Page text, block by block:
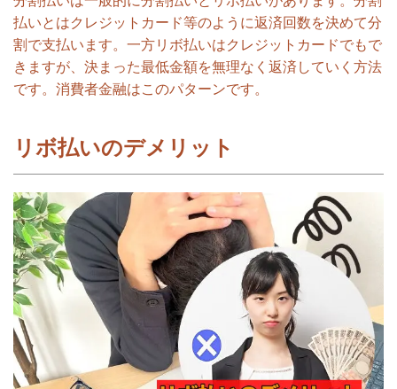
払いとはクレジットカード等のように返済回数を決めて分
割で支払います。一方リボ払いはクレジットカードでもで
きますが、決まった最低金額を無理なく返済していく方法
です。消費者金融はこのパターンです。
リボ払いのデメリット